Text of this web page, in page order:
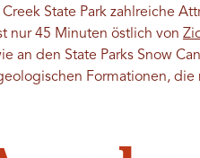
State Park zahlreiche
nur 45 Minuten östlich von
an den State Parks Snow
Formationen,